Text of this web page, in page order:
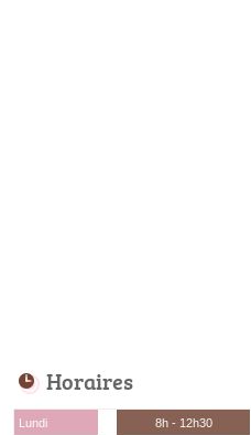
Horaires
Lundi 8h - 12h30